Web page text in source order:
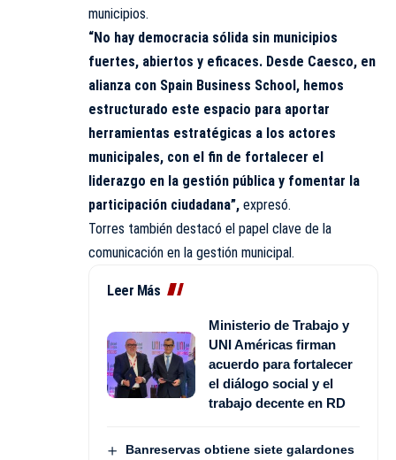
municipios.
“No hay democracia sólida sin municipios
fuertes, abiertos y eficaces. Desde Caesco, en
alianza con Spain Business School, hemos
estructurado este espacio para aportar
herramientas estratégicas a los actores
municipales, con el fin de fortalecer el
liderazgo en la gestión pública y fomentar la
participación ciudadana”, expresó.
Torres también destacó el papel clave de la
comunicación en la gestión municipal.
Leer Más
Ministerio de Trabajo y
UNI Américas firman
acuerdo para fortalecer
el diálogo social y el
trabajo decente en RD
Banreservas obtiene siete galardones